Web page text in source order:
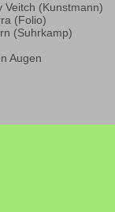
Veitch (Kunstmann)
(Folio)
(Suhrkamp)
Augen